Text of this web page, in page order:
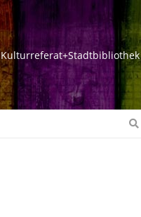
Kulturreferat+Stadtbibliothek